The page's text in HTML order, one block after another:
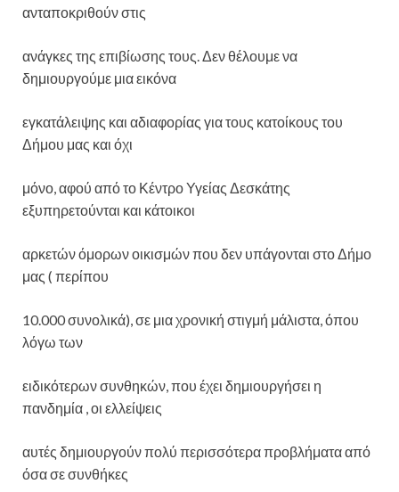
ανταποκριθούν στις
ανάγκες της επιβίωσης τους. Δεν θέλουμε να
δημιουργούμε μια εικόνα
εγκατάλειψης και αδιαφορίας για τους κατοίκους του
Δήμου μας και όχι
μόνο, αφού από το Κέντρο Υγείας Δεσκάτης
εξυπηρετούνται και κάτοικοι
αρκετών όμορων οικισμών που δεν υπάγονται στο Δήμο
μας ( περίπου
10.000 συνολικά), σε μια χρονική στιγμή μάλιστα, όπου
λόγω των
ειδικότερων συνθηκών, που έχει δημιουργήσει η
πανδημία , οι ελλείψεις
αυτές δημιουργούν πολύ περισσότερα προβλήματα από
όσα σε συνθήκες